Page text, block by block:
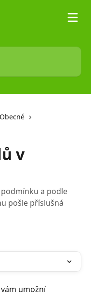
Obecné
v
a podle
pošle příslušná
umožní